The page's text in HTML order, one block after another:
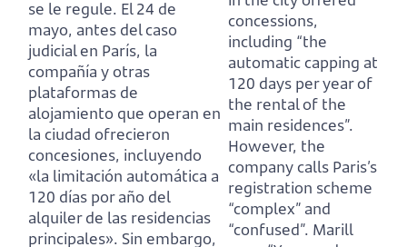
se le regule. El 24 de
mayo, antes del caso
judicial en París, la
compañía y otras
plataformas de
alojamiento que operan en
la ciudad ofrecieron
concesiones, incluyendo
«la limitación automática a
120 días por año del
alquiler de las residencias
principales». Sin embargo,
concessions,
including “the
automatic capping at
120 days per year of
the rental of the
main residences”.
However, the
company calls Paris’s
registration scheme
“complex” and
“confused”. Marill